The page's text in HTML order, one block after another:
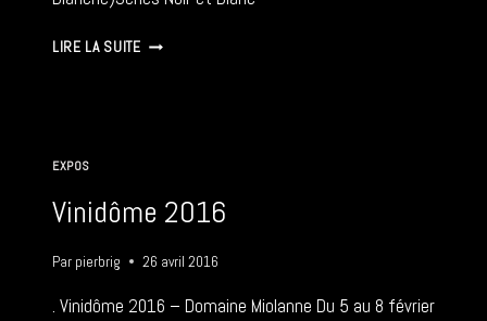
LIRE LA SUITELES
05
EXPOS
Vinidôme 2016
Par pierbrig 26 avril 2016
. Vinidôme 2016 – Domaine Miolanne Du 5 au 8 février